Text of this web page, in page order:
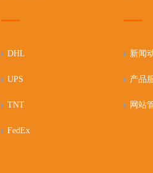
DHL
UPS
TNT
FedEx
新闻
产品
网站